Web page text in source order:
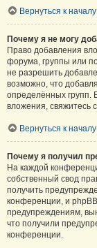
Вернуться к началу
Почему я не могу
Право добавления
форума, группы или
не разрешить
возможно, что
определённых групп.
вложения, свяжитесь
Вернуться к началу
Почему я получил
На каждой
собственный свод
получить
конференции, и
предупреждениям,
что получили
конференции.